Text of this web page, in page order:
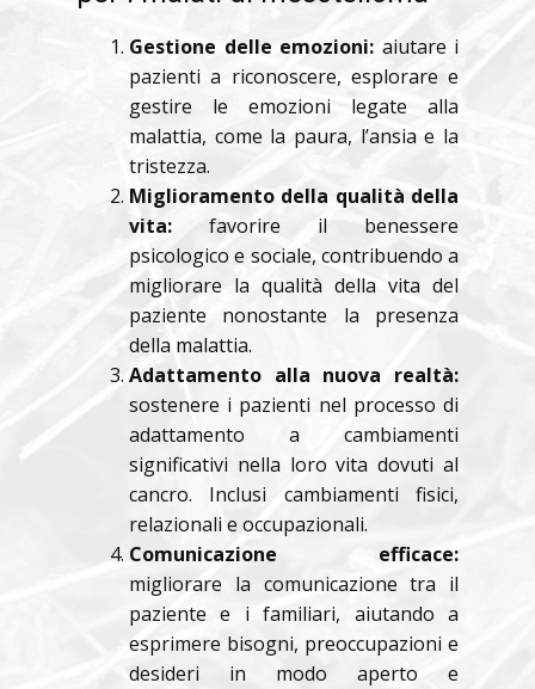
Gestione delle emozioni: aiutare i
pazienti a riconoscere, esplorare e
gestire le emozioni legate alla
malattia, come la paura, l’ansia e la
tristezza.
Miglioramento della qualità della
vita: favorire il benessere
psicologico e sociale, contribuendo a
migliorare la qualità della vita del
paziente nonostante la presenza
della malattia.
Adattamento alla nuova realtà:
sostenere i pazienti nel processo di
adattamento a cambiamenti
significativi nella loro vita dovuti al
cancro. Inclusi cambiamenti fisici,
relazionali e occupazionali.
Comunicazione efficace:
migliorare la comunicazione tra il
paziente e i familiari, aiutando a
esprimere bisogni, preoccupazioni e
desideri in modo aperto e